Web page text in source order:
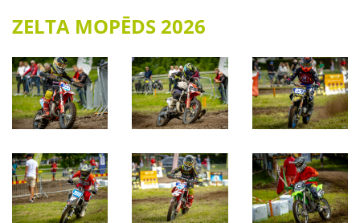
ZELTA MOPĒDS 2026